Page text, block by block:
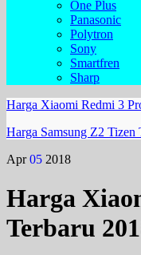
One Plus
Panasonic
Polytron
Sony
Smartfren
Sharp
Harga Xiaomi Redmi 3
Harga Samsung Z2 Tizen
Apr 05 2018
Harga
Terbaru